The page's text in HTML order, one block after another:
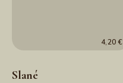
4,20 €
Slané